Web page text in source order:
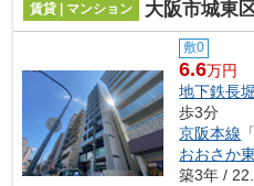
賃貸 | マンション 大阪市城東区今
敷0
6.6万円
地下鉄長
歩3分
京阪本線
おおさか
築3年 /